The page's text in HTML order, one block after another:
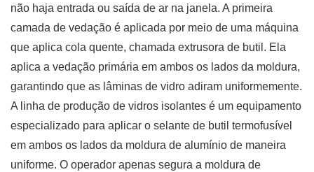
não haja entrada ou saída de ar na janela. A primeira
camada de vedação é aplicada por meio de uma máquina
que aplica cola quente, chamada extrusora de butil. Ela
aplica a vedação primária em ambos os lados da moldura,
garantindo que as lâminas de vidro adiram uniformemente.
A linha de produção de vidros isolantes é um equipamento
especializado para aplicar o selante de butil termofusível
em ambos os lados da moldura de alumínio de maneira
uniforme. O operador apenas segura a moldura de